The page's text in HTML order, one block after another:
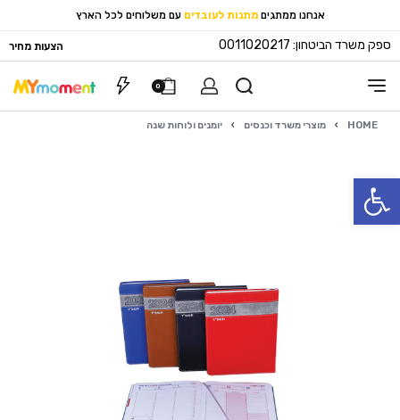
פתח סרגל נגישות
אנחנו ממתגים מתנות לעובדים עם משלוחים לכל הארץ
ספק משרד הביטחון: 0011020217 הצעות מחיר
0
HOME
› מוצרי משרד וכנסים › יומנים ולוחות שנה